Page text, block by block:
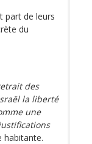
part de leurs
du
des
la liberté
une
habitante.